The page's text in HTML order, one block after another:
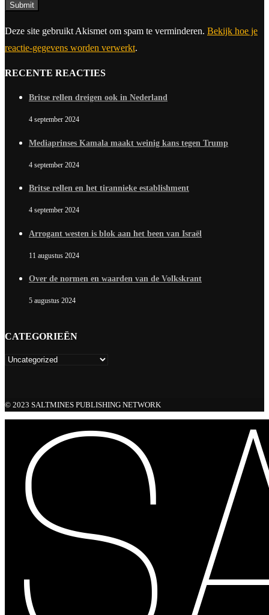
Deze site gebruikt Akismet om spam te verminderen. Bekijk hoe je
reactie-gegevens worden verwerkt.
RECENTE REACTIES
Britse rellen dreigen ook in Nederland
4 september 2024
Mediaprinses Kamala maakt weinig kans tegen Trump
4 september 2024
Britse rellen en het tirannieke establishment
4 september 2024
Arrogant westen is blok aan het been van Israël
11 augustus 2024
Over de normen en waarden van de Volkskrant
5 augustus 2024
CATEGORIEËN
© 2023 SALTMINES PUBLISHING NETWORK